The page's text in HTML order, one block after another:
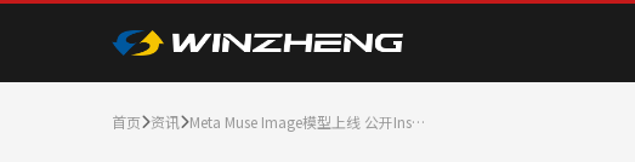
首页 资讯 Meta Muse Image模型上线 公开Ins…